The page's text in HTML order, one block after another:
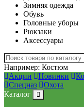
Зимняя одежда
Обувь
Головные уборы
Рюкзаки
Аксессуары
Например: Костюм
Акции
Новинки
Спецназ
Охота
Каталог